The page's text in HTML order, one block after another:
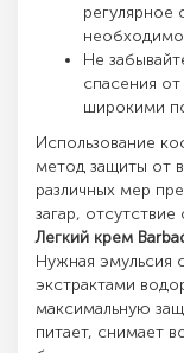
регулярное
Не
спасения
широкими
Использование
метод защиты от
различных мер
загар,
Легкий крем
Нужная эмульсия
экстрактами
максимальную
питает, снимает